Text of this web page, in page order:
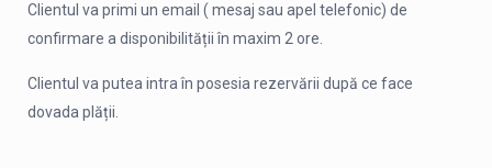
Clientul va primi un email ( mesaj sau apel telefonic) de
confirmare a disponibilității în maxim 2 ore.
Clientul va putea intra în posesia rezervării după ce face
dovada plății.